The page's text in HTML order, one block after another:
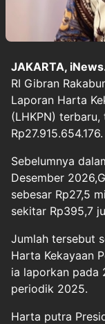
JAKARTA,
RI Gibran
Laporan Harta
(LHKPN)
Rp27.915.654.176.
Sebelumnya
Desember
sebesar Rp27,5
sekitar Rp395,7
Jumlah tersebut
Harta Kekayaan
ia laporkan pada
periodik 2025.
Harta putra